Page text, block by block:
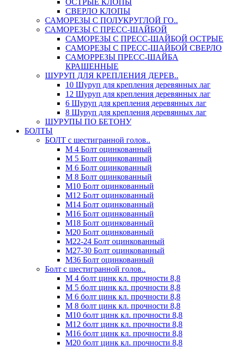
ОСТРЫЕ КЛОПЫ
СВЕРЛО КЛОПЫ
САМОРЕЗЫ С ПОЛУКРУГЛОЙ ГО..
САМОРЕЗЫ С ПРЕСС-ШАЙБОЙ
САМОРЕЗЫ С ПРЕСС-ШАЙБОЙ ОСТРЫЕ
САМОРЕЗЫ С ПРЕСС-ШАЙБОЙ СВЕРЛО
САМОРРЕЗЫ ПРЕСС-ШАЙБА
КРАШЕННЫЕ
ШУРУП ДЛЯ КРЕПЛЕНИЯ ДЕРЕВ..
10 Шуруп для крепления деревянных лаг
12 Шуруп для крепления деревянных лаг
6 Шуруп для крепления деревянных лаг
8 Шуруп для крепления деревянных лаг
ШУРУПЫ ПО БЕТОНУ
БОЛТЫ
БОЛТ с шестигранной голов..
М 4 Болт оцинкованный
М 5 Болт оцинкованный
М 6 Болт оцинкованный
М 8 Болт оцинкованный
М10 Болт оцинкованный
М12 Болт оцинкованный
М14 Болт оцинкованный
М16 Болт оцинкованный
М18 Болт оцинкованный
М20 Болт оцинкованный
М22-24 Болт оцинкованный
М27-30 Болт оцинкованный
М36 Болт оцинкованный
Болт с шестигранной голов..
М 4 болт цинк кл. прочности 8,8
М 5 болт цинк кл. прочности 8,8
М 6 болт цинк кл. прочности 8,8
М 8 болт цинк кл. прочности 8,8
М10 болт цинк кл. прочности 8,8
М12 болт цинк кл. прочности 8,8
М16 болт цинк кл. прочности 8,8
М20 болт цинк кл. прочности 8,8